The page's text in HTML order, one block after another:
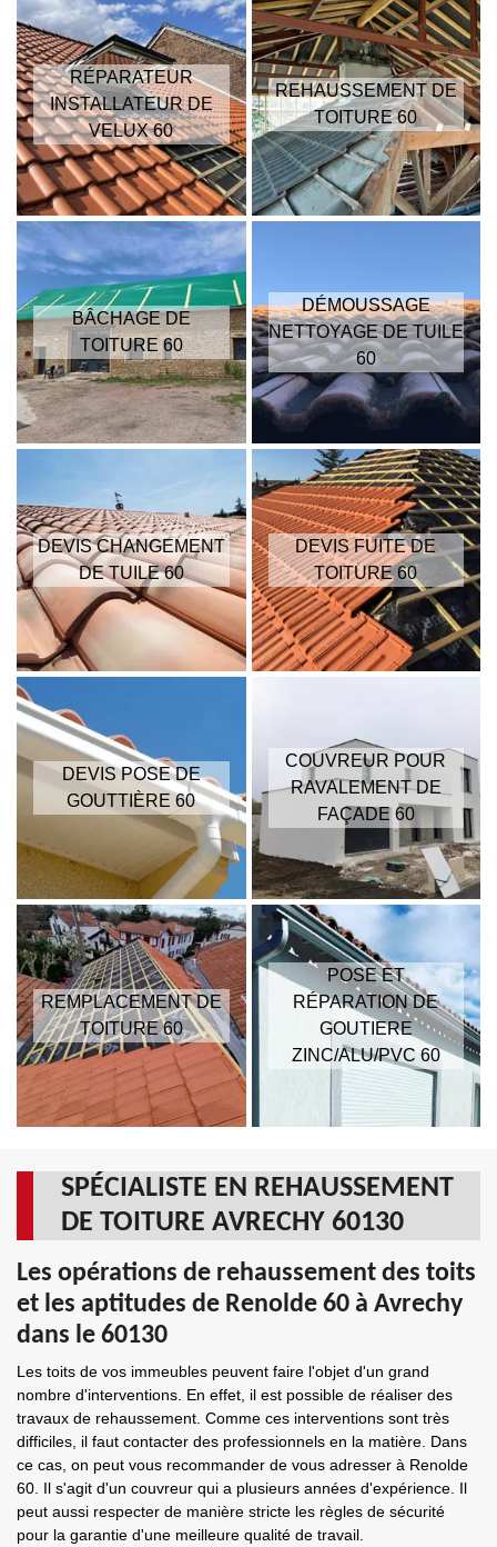
RÉPARATEUR
INSTALLATEUR DE
VELUX 60
REHAUSSEMENT DE
TOITURE 60
BÂCHAGE DE
TOITURE 60
DÉMOUSSAGE
NETTOYAGE DE TUILE
60
DEVIS CHANGEMENT
DE TUILE 60
DEVIS FUITE DE
TOITURE 60
DEVIS POSE DE
GOUTTIÈRE 60
COUVREUR POUR
RAVALEMENT DE
FAÇADE 60
REMPLACEMENT DE
TOITURE 60
POSE ET
RÉPARATION DE
GOUTIERE
ZINC/ALU/PVC 60
SPÉCIALISTE EN REHAUSSEMENT
DE TOITURE AVRECHY 60130
Les opérations de rehaussement des toits
et les aptitudes de Renolde 60 à Avrechy
dans le 60130
Les toits de vos immeubles peuvent faire l'objet d'un grand
nombre d'interventions. En effet, il est possible de réaliser des
travaux de rehaussement. Comme ces interventions sont très
difficiles, il faut contacter des professionnels en la matière. Dans
ce cas, on peut vous recommander de vous adresser à Renolde
60. Il s'agit d'un couvreur qui a plusieurs années d'expérience. Il
peut aussi respecter de manière stricte les règles de sécurité
pour la garantie d'une meilleure qualité de travail.